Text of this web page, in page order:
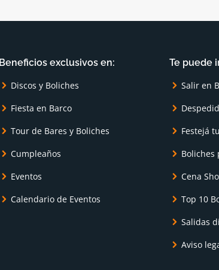
Beneficios exclusivos en:
Discos y Boliches
Fiesta en Barco
Tour de Bares y Boliches
Cumpleaños
Eventos
Calendario de Eventos
Te puede
Salir en
Festejá
Boliches
Cena
Top 10
Salidas
Aviso